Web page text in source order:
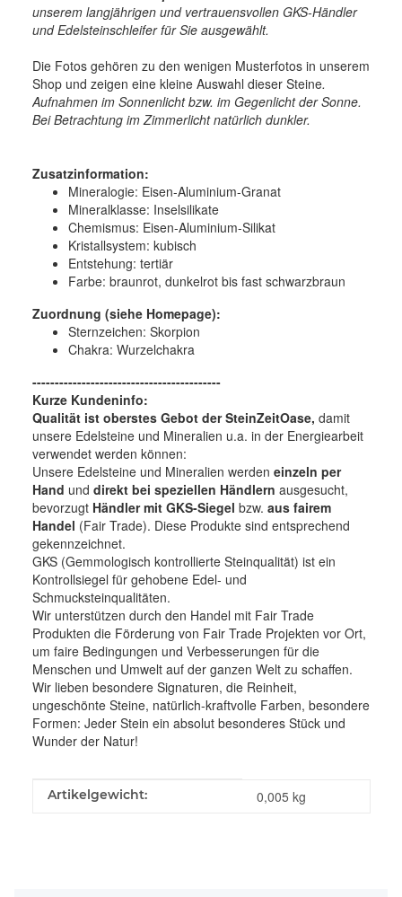
unserem langjährigen und vertrauensvollen GKS-Händler
und Edelsteinschleifer für Sie ausgewählt.
Die Fotos gehören zu den wenigen Musterfotos in unserem
Shop und zeigen eine kleine Auswahl dieser Steine.
Aufnahmen im Sonnenlicht bzw. im Gegenlicht der Sonne.
Bei Betrachtung im Zimmerlicht natürlich dunkler.
Zusatzinformation:
Mineralogie: Eisen-Aluminium-Granat
Mineralklasse: Inselsilikate
Chemismus: Eisen-Aluminium-Silikat
Kristallsystem: kubisch
Entstehung: tertiär
Farbe: braunrot, dunkelrot bis fast schwarzbraun
Zuordnung (siehe Homepage):
Sternzeichen: Skorpion
Chakra: Wurzelchakra
------------------------------------------
Kurze Kundeninfo:
Qualität ist oberstes Gebot der SteinZeitOase, damit
unsere Edelsteine und Mineralien u.a. in der Energiearbeit
verwendet werden können:
Unsere Edelsteine und Mineralien werden einzeln per
Hand und direkt bei speziellen Händlern ausgesucht,
bevorzugt Händler mit GKS-Siegel bzw. aus fairem
Handel (Fair Trade). Diese Produkte sind entsprechend
gekennzeichnet.
GKS (Gemmologisch kontrollierte Steinqualität) ist ein
Kontrollsiegel für gehobene Edel- und
Schmucksteinqualitäten.
Wir unterstützen durch den Handel mit Fair Trade
Produkten die Förderung von Fair Trade Projekten vor Ort,
um faire Bedingungen und Verbesserungen für die
Menschen und Umwelt auf der ganzen Welt zu schaffen.
Wir lieben besondere Signaturen, die Reinheit,
ungeschönte Steine, natürlich-kraftvolle Farben, besondere
Formen: Jeder Stein ein absolut besonderes Stück und
Wunder der Natur!
Produkteigenschaft
Wert
Artikelgewicht: 0,005 kg